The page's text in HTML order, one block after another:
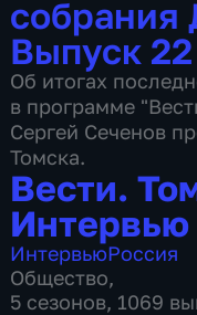
собрания
Выпуск
Об итогах
в программе
Сергей Сеченов
Томска.
Вести.
Интервью
ИнтервьюРоссия
Общество,
5 сезонов, 1069